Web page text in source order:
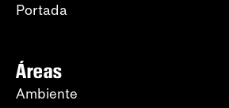
Portada
Áreas
Ambiente